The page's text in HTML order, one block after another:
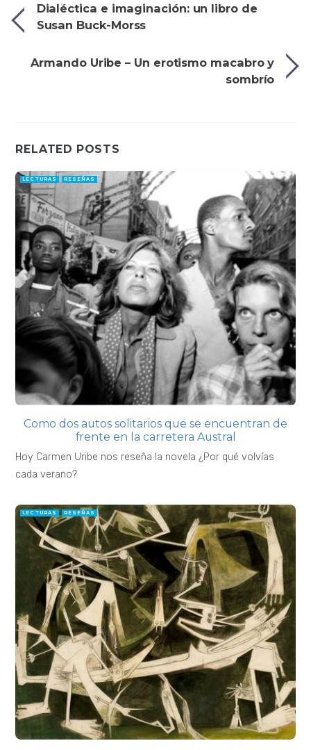
Dialéctica e imaginación: un libro de
Susan Buck-Morss
Armando Uribe – Un erotismo macabro y
sombrío
RELATED POSTS
LECTURAS RESEÑAS
Como dos autos solitarios que se encuentran de
frente en la carretera Austral
Hoy Carmen Uribe nos reseña la novela ¿Por qué volvías
cada verano?
LECTURAS RESEÑAS